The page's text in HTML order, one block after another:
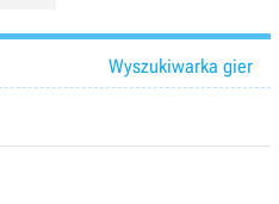
Wyszukiwarka gier